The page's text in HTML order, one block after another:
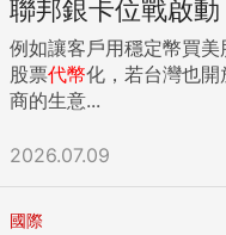
聯邦銀卡位戰啟動
例如讓客戶用穩定幣買
股票代幣化，若台灣也
商的生意...
2026.07.09
國際